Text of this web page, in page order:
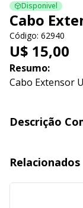
Disponivel
Cabo
Código: 62940
U$ 15,00
Resumo:
Cabo Extensor
Descrição
Relacionados